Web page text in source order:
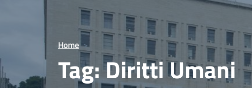
Home >
Tag:Diritti Umani